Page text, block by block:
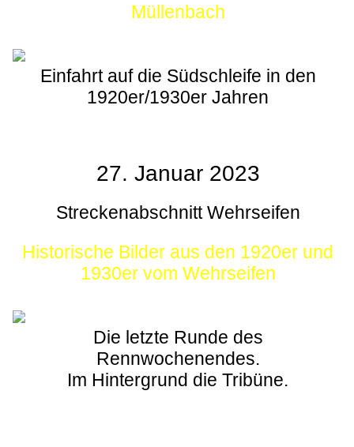
Müllenbach
Einfahrt auf die Südschleife in den
1920er/1930er Jahren
27. Januar 2023
Streckenabschnitt Wehrseifen
Historische Bilder aus den 1920er und
1930er vom Wehrseifen
Die letzte Runde des
Rennwochenendes.
Im Hintergrund die Tribüne.